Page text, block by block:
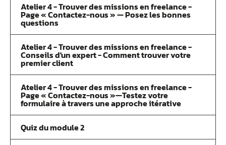
Atelier 4 - Trouver des missions en freelance -
Page « Contactez-nous » — Posez les bonnes
questions
Atelier 4 - Trouver des missions en freelance -
Conseils d'un expert - Comment trouver votre
premier client
Atelier 4 - Trouver des missions en freelance -
Page « Contactez-nous »—Testez votre
formulaire à travers une approche itérative
Quiz du module 2